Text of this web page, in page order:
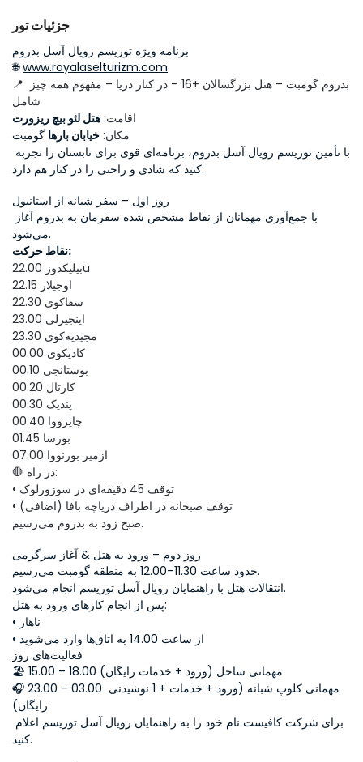
جزئیات تور
برنامه ویژه توریسم رویال آسل بدروم
🌐 www.royalaselturizm.com
📍 بدروم گومبت – هتل بزرگسالان +16 – در کنار دریا – مفهوم همه چیز
شامل
اقامت: هتل لئو بیچ ریزورت
مکان: خیابان بارها گومبت
کنید که شادی و راحتی را در کنار هم دارد.
روز اول – سفر شبانه از استانبول
می‌شود.
نقاط حرکت:
22.00 بیلیکدوزu
22.15 اوجیلار
22.30 سفاکوی
23.00 اینجیرلی
23.30 مجیدیه‌کوی
00.00 کادیکوی
00.10 بوستانجی
00.20 کارتال
00.30 پندیک
00.40 چایرووا
01.45 بورسا
07.00 ازمیر بورنووا
🛑 در راه:
• توقف 45 دقیقه‌ای در سوزورلوک
• توقف صبحانه در اطراف دریاچه بافا (اضافی)
صبح زود به بدروم می‌رسیم.
روز دوم – ورود به هتل & آغاز سرگرمی
حدود ساعت 11.30–12.00 به منطقه گومبت می‌رسیم.
انتقالات هتل با راهنمایان رویال آسل توریسم انجام می‌شود.
پس از انجام کارهای ورود به هتل:
• ناهار
• از ساعت 14.00 به اتاق‌ها وارد می‌شوید
فعالیت‌های روز
🏖 15.00 – 18.00 مهمانی ساحل (ورود + خدمات رایگان)
🎧 23.00 – 03.00 مهمانی کلوپ شبانه (ورود + خدمات + 1 نوشیدنی
رایگان)
کنید.